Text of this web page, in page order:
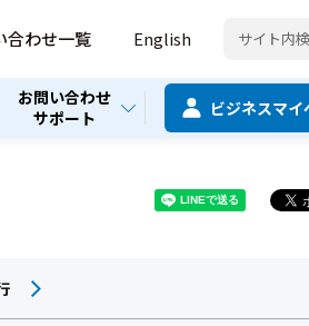
合わせ一覧 English
お問い合わせ
サポート
ビジネスマイ